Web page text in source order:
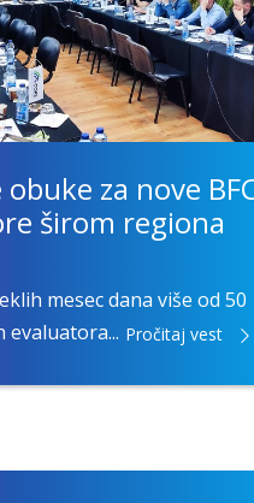
za nove
širom regiona
mesec dana više od 50
evaluatora... Pročitaj vest